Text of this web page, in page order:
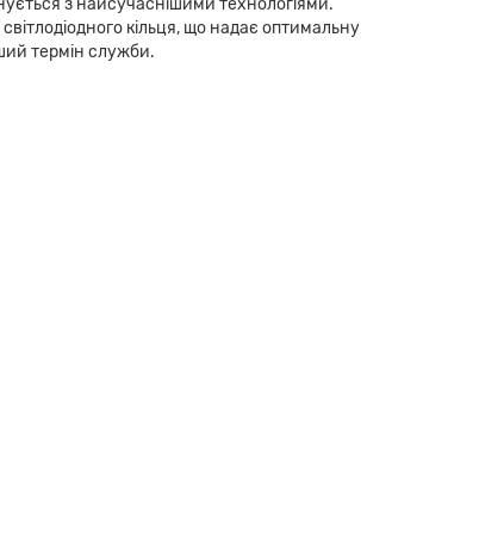
кільця, що надає оптимальну
термін служби.